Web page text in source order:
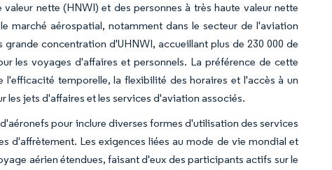
nette (HNWI) et des personnes à très haute valeur nette
marché aérospatial, notamment dans le secteur de l'aviation
concentration d'UHNWI, accueillant plus de 230 000 de
les voyages d'affaires et personnels. La préférence de cette
temporelle, la flexibilité des horaires et l'accès à un
les jets d'affaires et les services d'aviation associés.
pour inclure diverses formes d'utilisation des services
d'affrètement. Les exigences liées au mode de vie mondial et
aérien étendues, faisant d'eux des participants actifs sur le